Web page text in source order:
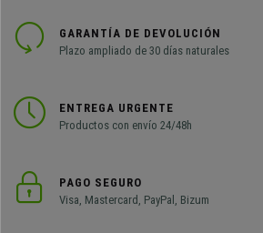
GARANTÍA DE DEVOLUCIÓN
Plazo ampliado de 30 días naturales
ENTREGA URGENTE
Productos con envío 24/48h
PAGO SEGURO
Visa, Mastercard, PayPal, Bizum